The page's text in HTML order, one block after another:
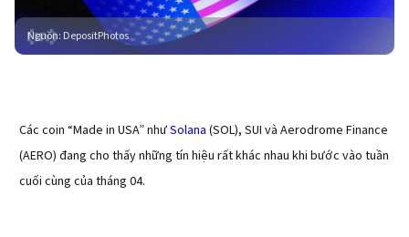
Nguồn:DepositPhotos
Các coin “Made in USA” nhưSolana (SOL), SUI và Aerodrome Finance
(AERO) đang cho thấy những tín hiệu rất khác nhau khi bước vào tuần
cuối cùng của tháng 04.